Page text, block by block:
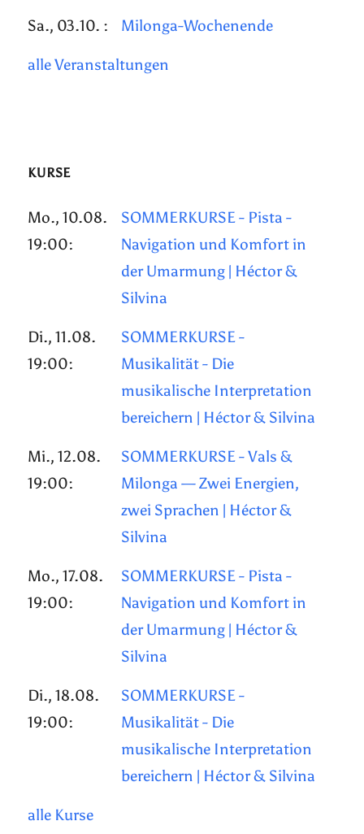
Sa., 03.10. : Milonga-Wochenende
alle Veranstaltungen
KURSE
Mo., 10.08.
19:00:
SOMMERKURSE - Pista -
Navigation und Komfort in
der Umarmung | Héctor &
Silvina
Di., 11.08.
19:00:
SOMMERKURSE -
Musikalität - Die
musikalische Interpretation
bereichern | Héctor & Silvina
Mi., 12.08.
19:00:
SOMMERKURSE - Vals &
Milonga — Zwei Energien,
zwei Sprachen | Héctor &
Silvina
Mo., 17.08.
19:00:
SOMMERKURSE - Pista -
Navigation und Komfort in
der Umarmung | Héctor &
Silvina
Di., 18.08.
19:00:
SOMMERKURSE -
Musikalität - Die
musikalische Interpretation
bereichern | Héctor & Silvina
alle Kurse